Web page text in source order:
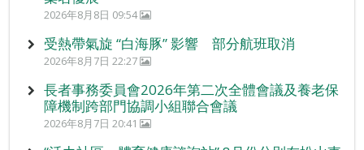
2026年8月8日 09:54
受熱帶氣旋 “白海豚” 影響 部分航班取消
2026年8月7日 22:27
長者事務委員會2026年第二次全體會議及養老保
障機制跨部門協調小組聯合會議
2026年8月7日 20:41